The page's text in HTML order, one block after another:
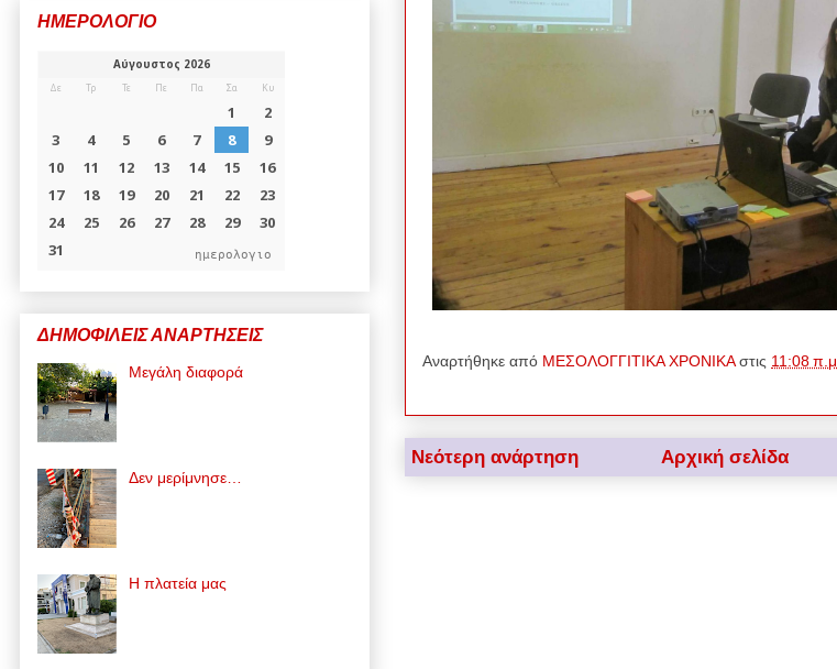
Αναρτήθηκε από ΜΕΣΟΛΟΓΓΙΤΙΚΑ ΧΡΟΝΙΚΑ στις 11:08 π.μ.
Νεότερη ανάρτηση Αρχική σελίδα
ΗΜΕΡΟΛΟΓΙΟ
ημερολογιο
ΔΗΜΟΦΙΛΕΙΣ ΑΝΑΡΤΗΣΕΙΣ
Μεγάλη διαφορά
Δεν μερίμνησε…
Η πλατεία μας